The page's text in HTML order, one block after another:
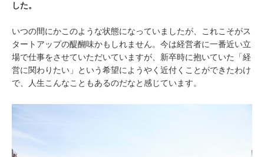
した。
いつの間にかこのような状態になっていましたが、これこそがス
タートアップの醍醐味かもしれません。今は経営者に一番近い立
場で仕事をさせていただいていますが、新卒時に抱いていた「経
営に関わりたい」という希望にようやく近付くことができたわけ
で、人生こんなこともあるのだなと感じています。